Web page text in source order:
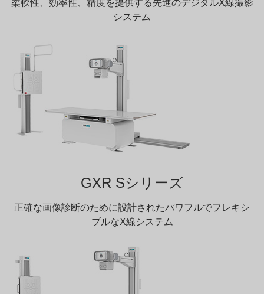
柔軟性、効率性、精度を提供する先進のデジタルX線撮影
システム
GXR Sシリーズ
正確な画像診断のために設計されたパワフルでフレキシ
ブルなX線システム